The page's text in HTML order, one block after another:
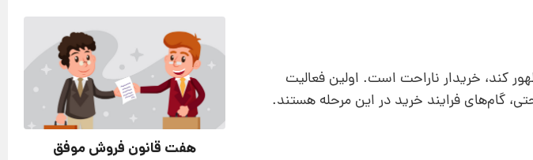
کند، ‌خریدار ناراحت است. اولین فعالیت
گام‌های فرایند خرید در این مرحله هستند.
هفت قانون فروش موفق